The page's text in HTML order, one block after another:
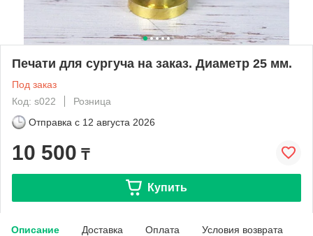
Печати для сургуча на заказ. Диаметр 25 мм.
Под заказ
Код: s022
Розница
Отправка с 12 августа 2026
10 500 ₸
Купить
Описание Доставка Оплата Условия возврата